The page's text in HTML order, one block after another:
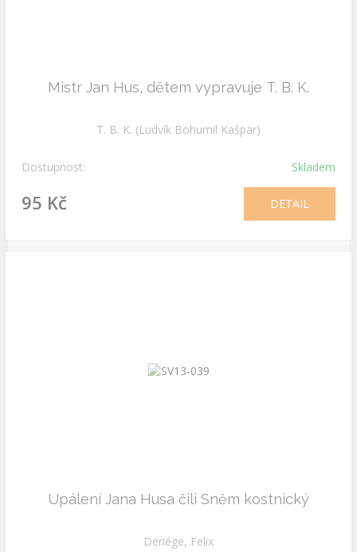
Mistr Jan Hus, dětem vypravuje T. B. K.
T. B. K. (Ludvík Bohumil Kašpar)
Dostupnost: Skladem
95 Kč DETAIL
Upálení Jana Husa čili Sněm kostnický
Deriége, Felix